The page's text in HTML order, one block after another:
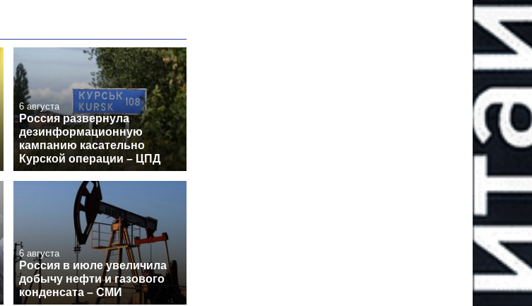
6 августа
Россия развернула
дезинформационную
кампанию касательно
Курской операции – ЦПД
6 августа
Россия в июле увеличила
добычу нефти и газового
конденсата – СМИ